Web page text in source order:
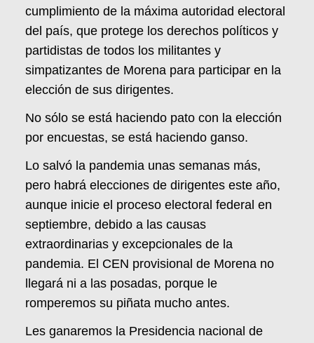
cumplimiento de la máxima autoridad electoral
del país, que protege los derechos políticos y
partidistas de todos los militantes y
simpatizantes de Morena para participar en la
elección de sus dirigentes.
No sólo se está haciendo pato con la elección
por encuestas, se está haciendo ganso.
Lo salvó la pandemia unas semanas más,
pero habrá elecciones de dirigentes este año,
aunque inicie el proceso electoral federal en
septiembre, debido a las causas
extraordinarias y excepcionales de la
pandemia. El CEN provisional de Morena no
llegará ni a las posadas, porque le
romperemos su piñata mucho antes.
Les ganaremos la Presidencia nacional de